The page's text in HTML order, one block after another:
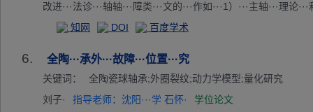
改进···法诊···轴轴···障类···文的···作如···1）···主轴···理论
故···真信···了 ···E优···类性···比传···网络···AE···准确···结
及···神经···组合···化;···对C···构中···个数···核个···积核···参
究对···真结···,该···特征···力以···的故···准确···高于···法。
知网 DOI 百度学术
6. 全陶···承外···故障···位置···究
关键词：
全陶瓷球轴承;外圈裂纹;动力学模型;量化研究
刘子·
指导老师：沈阳···学 石怀·
学位论文